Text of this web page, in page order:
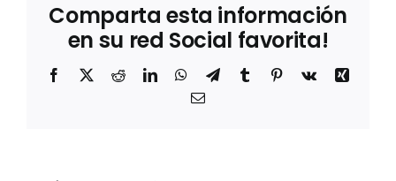
Comparta esta información
en su red Social favorita!
Facebook
X RedditLinkedInWhatsApp
TelegramTumblr Pinterest
Vk
Xing
Correo